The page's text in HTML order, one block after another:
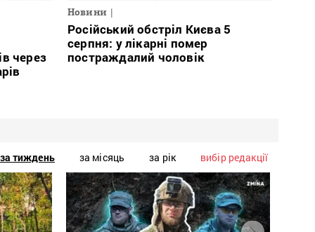
через
Новини
Російський обстріл Києва 5
серпня: у лікарні помер
постраждалий чоловік
за тиждень за місяць за рік вибір редакції